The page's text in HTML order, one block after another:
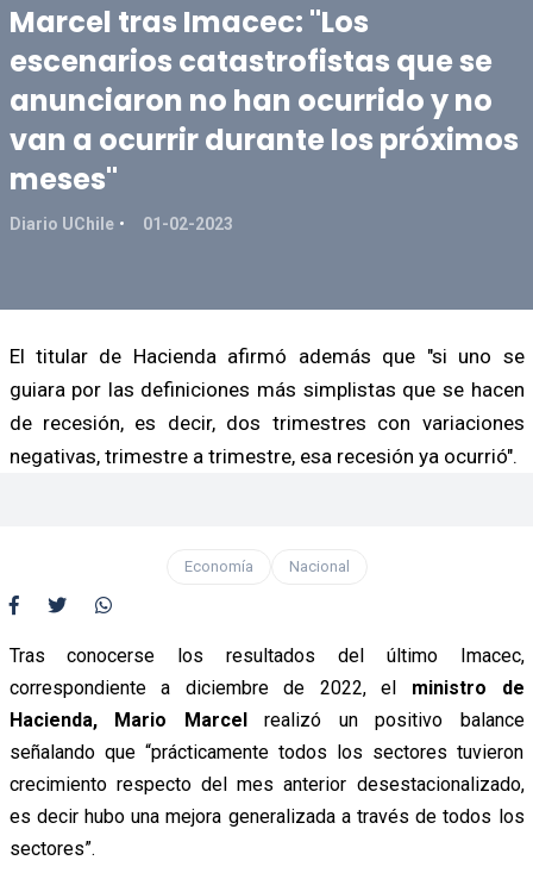
Marcel tras Imacec: "Los
escenarios catastrofistas que se
anunciaron no han ocurrido y no
van a ocurrir durante los próximos
meses"
Diario UChile 01-02-2023
El titular de Hacienda afirmó además que "si uno se
guiara por las definiciones más simplistas que se hacen
de recesión, es decir, dos trimestres con variaciones
negativas, trimestre a trimestre, esa recesión ya ocurrió".
Economía Nacional
Tras conocerse los resultados del último Imacec,
correspondiente a diciembre de 2022, el ministro de
Hacienda, Mario Marcelrealizó un positivo balance
señalando que “prácticamente todos los sectores tuvieron
crecimiento respecto del mes anterior desestacionalizado,
es decir hubo una mejora generalizada a través de todos los
sectores”.